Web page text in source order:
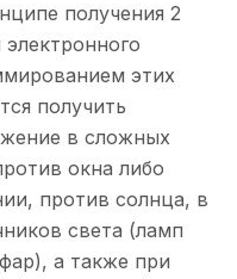
получения 2
этих
получить
в сложных
окна либо
против солнца, в
света (ламп
а также при